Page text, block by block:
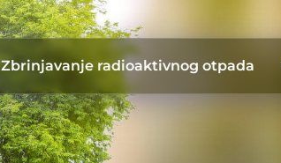
Zbrinjavanje radioaktivnog otpada